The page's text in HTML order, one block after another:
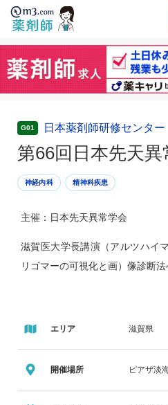
G01 日本薬剤師研修センター
第66回日本先天
神経内科 精神科疾患
主催：日本先天異常学会
滋賀医大学長講演（アルツハイ
リゴマーの可視化と画）像診断法
エリア 滋賀県
開催場所 ピアザ淡